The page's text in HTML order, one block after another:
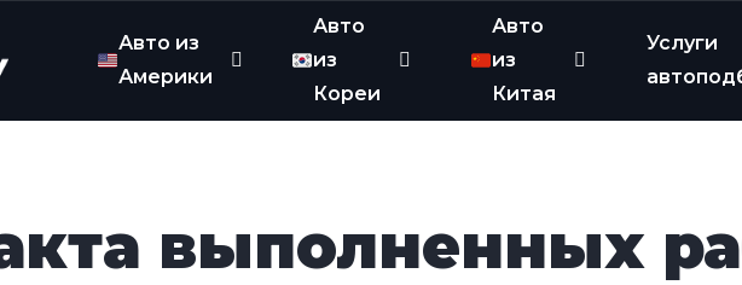
Авто из
Америки
Авто
из
Кореи
Авто
из
Китая
Услуги
выполненных